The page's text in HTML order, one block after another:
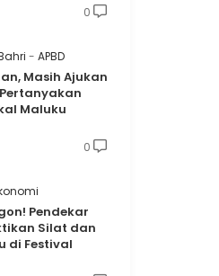
0
APBD
Masih Ajukan
Maluku
0
Pendekar
Silat dan
di Festival